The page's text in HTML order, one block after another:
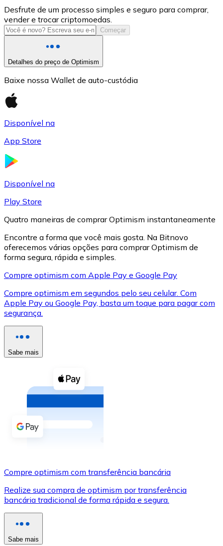
USD Coin
USDC
XRP
XRP
Ver tudo
Cupons cripto
Compre criptomoedas com dinheiro e outros
Comprar com dinheiro
Transferência SEPA
Use cartões Visa e Mastercard para comprar
Comprar com cartão
Desfrute de um processo simples e seguro para comprar,
vender e trocar criptomoedas.
Começar
Detalhes do preço de Optimism
Baixe nossa Wallet de auto-custódia
Disponível na
App Store
Disponível na
Play Store
Quatro maneiras de comprar Optimism instantaneamente
Encontre a forma que você mais gosta. Na Bitnovo
oferecemos várias opções para comprar Optimism de
forma segura, rápida e simples.
Compre optimism com Apple Pay e Google Pay
Compre optimism em segundos pelo seu celular. Com
Apple Pay ou Google Pay, basta um toque para pagar com
segurança.
Sabe mais
Compre optimism com transferência bancária
Realize sua compra de optimism por transferência
bancária tradicional de forma rápida e segura.
Sabe mais